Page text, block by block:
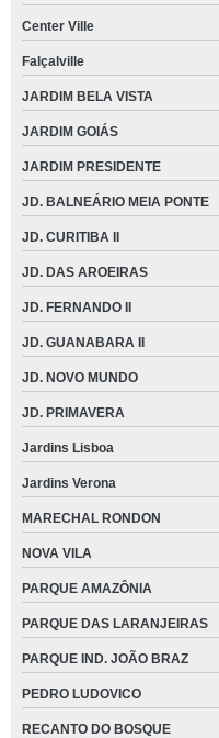
Center Ville
Falçalville
JARDIM BELA VISTA
JARDIM GOIÁS
JARDIM PRESIDENTE
JD. BALNEÁRIO MEIA PONTE
JD. CURITIBA II
JD. DAS AROEIRAS
JD. FERNANDO II
JD. GUANABARA II
JD. NOVO MUNDO
JD. PRIMAVERA
Jardins Lisboa
Jardins Verona
MARECHAL RONDON
NOVA VILA
PARQUE AMAZÔNIA
PARQUE DAS LARANJEIRAS
PARQUE IND. JOÃO BRAZ
PEDRO LUDOVICO
RECANTO DO BOSQUE